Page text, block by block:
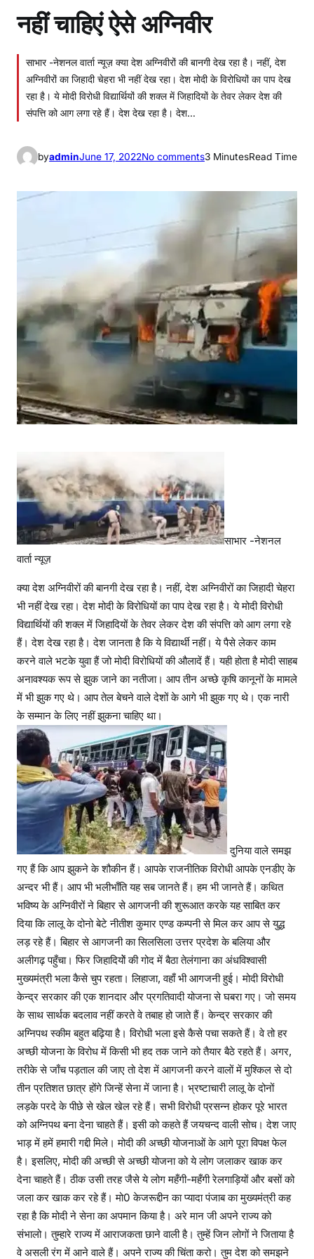
नहीं चाहिएं ऐसे अग्निवीर
साभार -नेशनल वार्ता न्यूज़ क्या देश अग्निवीरों की बानगी देख रहा है। नहीं, देश
अग्निवीरों का जिहादी चेहरा भी नहीं देख रहा। देश मोदी के विरोधियों का पाप देख
रहा है। ये मोदी विरोधी विद्यार्थियों की शक्ल में जिहादियों के तेवर लेकर देश की
संपत्ति को आग लगा रहे हैं। देश देख रहा है। देश…
byadminJune 17, 2022No commentso
न
हि
से
अ
ग्नि
वी
र
3 MinutesRead Time
साभार -नेशनल
वार्ता न्यूज़
क्या देश अग्निवीरों की बानगी देख रहा है। नहीं, देश अग्निवीरों का जिहादी चेहरा
भी नहीं देख रहा। देश मोदी के विरोधियों का पाप देख रहा है। ये मोदी विरोधी
विद्यार्थियों की शक्ल में जिहादियों के तेवर लेकर देश की संपत्ति को आग लगा रहे
हैं। देश देख रहा है। देश जानता है कि ये विद्यार्थी नहीं। ये पैसे लेकर काम
करने वाले भटके युवा हैं जो मोदी विरोधियों की औलादें हैं। यही होता है मोदी साहब
अनावश्यक रूप से झुक जाने का नतीजा। आप तीन अच्छे कृषि कानूनों के मामले
में भी झुक गए थे। आप तेल बेचने वाले देशों के आगे भी झुक गए थे। एक नारी
के सम्मान के लिए नहीं झुकना चाहिए था।
दुनिया वाले समझ
गए हैं कि आप झुकने के शौकीन हैं। आपके राजनीतिक विरोधी आपके एनडीए के
अन्दर भी हैं। आप भी भलीभाँति यह सब जानते हैं। हम भी जानते हैं। कथित
भविष्य के अग्निवीरों ने बिहार से आगजनी की शुरूआत करके यह साबित कर
दिया कि लालू के दोनो बेटे नीतीश कुमार एण्ड कम्पनी से मिल कर आप से युद्ध
लड़ रहे हैं। बिहार से आगजनी का सिलसिला उत्तर प्रदेश के बलिया और
अलीगढ़ पहुँचा। फिर जिहादियोें की गोद में बैठा तेलंगाना का अंधविश्वासी
मुख्यमंत्री भला कैसे चुप रहता। लिहाजा, वहाँ भी आगजनी हुई। मोदी विरोधी
केन्द्र सरकार की एक शानदार और प्रगतिवादी योजना से घबरा गए। जो समय
के साथ सार्थक बदलाव नहीं करते वे तबाह हो जाते हैं। केन्द्र सरकार की
अग्निपथ स्कीम बहुत बढ़िया है। विरोधी भला इसे कैसे पचा सकते हैं। वे तो हर
अच्छी योजना के विरोध में किसी भी हद तक जाने को तैयार बैठे रहते हैं। अगर,
तरीके से जाँच पड़ताल की जाए तो देश में आगजनी करने वालों में मुश्किल से दो
तीन प्रतिशत छात्र होंगे जिन्हें सेना में जाना है। भ्रष्टाचारी लालू के दोनों
लड़के परदे के पीछे से खेल खेल रहे हैं। सभी विरोधी प्रसन्न होकर पूरे भारत
को अग्निपथ बना देना चाहते हैं। इसी को कहते हैं जयचन्द वाली सोच। देश जाए
भाड़ में हमें हमारी गद्दी मिले। मोदी की अच्छी योजनाओं के आगे पूरा विपक्ष फेल
है। इसलिए, मोदी की अच्छी से अच्छी योजना को ये लोग जलाकर खाक कर
देना चाहते हैं। ठीक उसी तरह जैसे ये लोग महँगी-महँगी रेलगाड़ियों और बसों को
जला कर खाक कर रहे हैं। मो0 केजरूद्दीन का प्यादा पंजाब का मुख्यमंत्री कह
रहा है कि मोदी ने सेना का अपमान किया है। अरे मान जी अपने राज्य को
संभालो। तुम्हारे राज्य में आराजकता छाने वाली है। तुम्हें जिन लोगों ने जिताया है
वे असली रंग में आने वाले हैं। अपने राज्य की चिंता करो। तुम देश को समझने